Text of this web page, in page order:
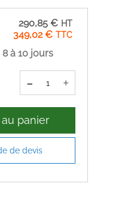
349,02 €
290,85 €
à 10 jours
- +
panier
de devis